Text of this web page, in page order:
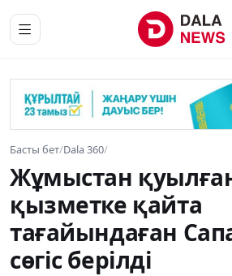
Басты бет/Dala 360/
Жұмыстан
қызметке қайта
тағайындаған
сөгіс берілді